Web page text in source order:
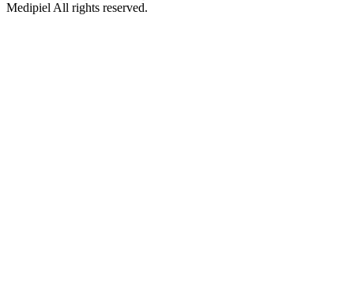
Medipiel All rights reserved.